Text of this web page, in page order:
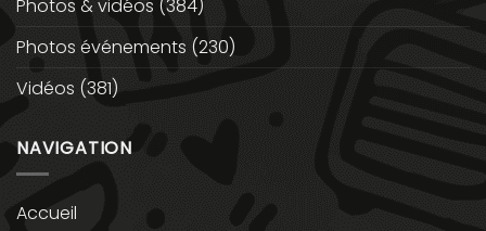
Photos & vidéos (384)
Photos événements (230)
Vidéos (381)
NAVIGATION
Accueil